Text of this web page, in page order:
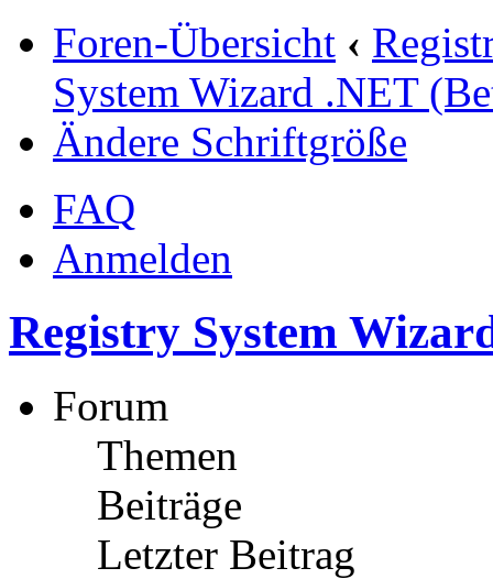
Foren-Übersicht ‹
System Wizard .NET
Ändere Schriftgröße
FAQ
Anmelden
Registry System
Forum
Themen
Beiträge
Letzter Beitrag